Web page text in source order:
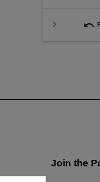
undo
Join the